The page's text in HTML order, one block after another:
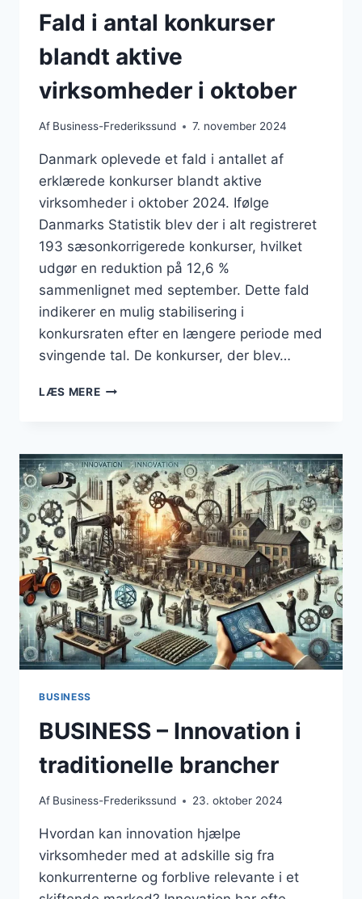
Fald i antal konkurser
blandt aktive
virksomheder i oktober
Af Business-Frederikssund 7. november 2024
Danmark oplevede et fald i antallet af
erklærede konkurser blandt aktive
virksomheder i oktober 2024. Ifølge
Danmarks Statistik blev der i alt registreret
193 sæsonkorrigerede konkurser, hvilket
udgør en reduktion på 12,6 %
sammenlignet med september. Dette fald
indikerer en mulig stabilisering i
konkursraten efter en længere periode med
svingende tal. De konkurser, der blev…
LÆS MEREFALD
BLANDT
AKTIVE
VIRKSOMHEDER
OKTOBER
BUSINESS
BUSINESS – Innovation i
traditionelle brancher
Af Business-Frederikssund 23. oktober 2024
Hvordan kan innovation hjælpe
virksomheder med at adskille sig fra
konkurrenterne og forblive relevante i et